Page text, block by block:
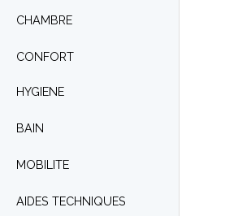
CHAMBRE
CONFORT
HYGIENE
BAIN
MOBILITE
AIDES TECHNIQUES